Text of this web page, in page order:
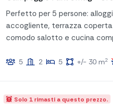
Perfetto per 5 persone:
accogliente, terrazza coperta
comodo salotto e cucina
spensierato!
5 2 5 +/- 30 m2
Solo 1 rimasti a questo prezzo.